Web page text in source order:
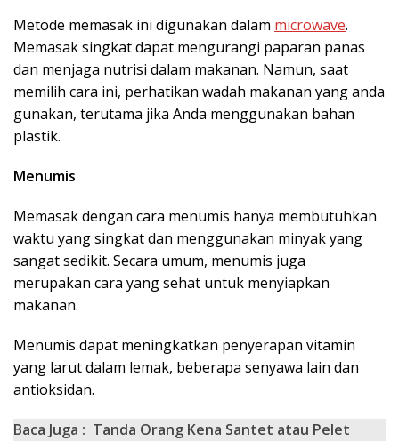
Metode memasak ini digunakan dalam microwave.
Memasak singkat dapat mengurangi paparan panas
dan menjaga nutrisi dalam makanan. Namun, saat
memilih cara ini, perhatikan wadah makanan yang anda
gunakan, terutama jika Anda menggunakan bahan
plastik.
Menumis
Memasak dengan cara menumis hanya membutuhkan
waktu yang singkat dan menggunakan minyak yang
sangat sedikit. Secara umum, menumis juga
merupakan cara yang sehat untuk menyiapkan
makanan.
Menumis dapat meningkatkan penyerapan vitamin
yang larut dalam lemak, beberapa senyawa lain dan
antioksidan.
Baca Juga : Tanda Orang Kena Santet atau Pelet